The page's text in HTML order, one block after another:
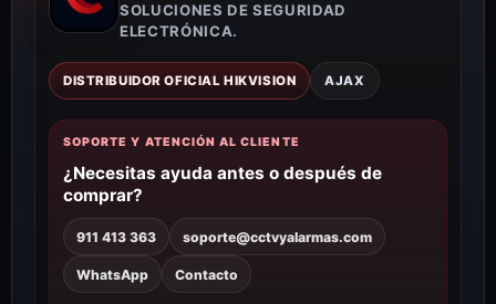
SOLUCIONES DE SEGURIDAD
ELECTRÓNICA.
DISTRIBUIDOR OFICIAL HIKVISION AJAX
SOPORTE Y ATENCIÓN AL CLIENTE
¿Necesitas ayuda antes o después de
comprar?
911 413 363 soporte@cctvyalarmas.com
WhatsApp Contacto